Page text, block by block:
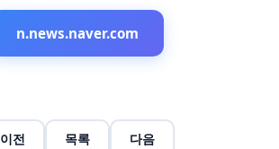
n.news.naver.com
이전 목록 다음